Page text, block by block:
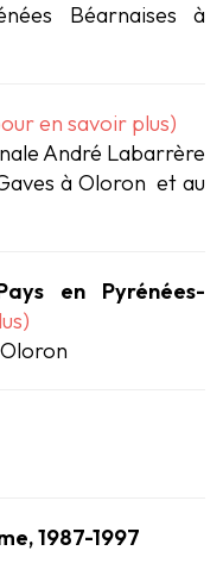
Béarnaises à
en savoir plus)
André Labarrère
à Oloron et au
en Pyrénées-
1987-1997